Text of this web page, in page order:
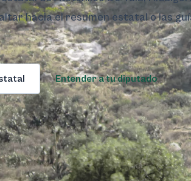
hacia el resumen estatal o las
Entender a tu diputado